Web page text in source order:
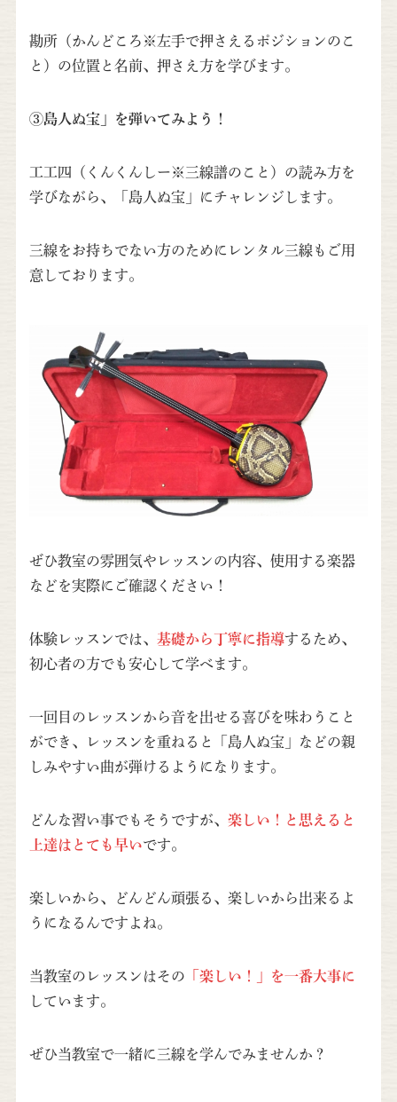
勘所（かんどころ※左手で押さえるポジションのこ
と）の位置と名前、押さえ方を学びます。
③島人ぬ宝」を弾いてみよう！
工工四（くんくんしー※三線譜のこと）の読み方を
学びながら、「島人ぬ宝」にチャレンジします。
三線をお持ちでない方のためにレンタル三線もご用
意しております。
ぜひ教室の雰囲気やレッスンの内容、使用する楽器
などを実際にご確認ください！
体験レッスンでは、 基礎から丁寧に指導するため、
初心者の方でも安心して学べます。
一回目のレッスンから音を出せる喜びを味わうこと
ができ、レッスンを重ねると「島人ぬ宝」などの親
しみやすい曲が弾けるようになります。
どんな習い事でもそうですが、 楽しい！と思えると
上達はとても早いです。
楽しいから、どんどん頑張る、楽しいから出来るよ
うになるんですよね。
当教室のレッスンはその 「楽しい！」を一番大事に
しています。
ぜひ当教室で一緒に三線を学んでみませんか？